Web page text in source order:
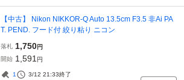
【中古】 Nikon NIKKOR-Q Auto 13.5cm F3.5 非Ai PA
T. PEND. フード付 絞り粘り ニコン
落札 1,750円
開始 1,591 円
1 3/12 21:33終了